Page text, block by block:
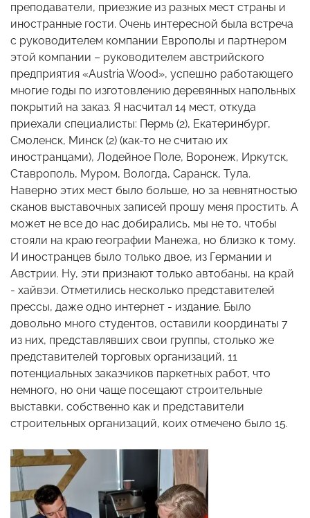
преподаватели, приезжие из разных мест страны и
иностранные гости. Очень интересной была встреча
с руководителем компании Европолы и партнером
этой компании – руководителем австрийского
предприятия «Austria Wood», успешно работающего
многие годы по изготовлению деревянных напольных
покрытий на заказ. Я насчитал 14 мест, откуда
приехали специалисты: Пермь (2), Екатеринбург,
Смоленск, Минск (2) (как-то не считаю их
иностранцами), Лодейное Поле, Воронеж, Иркутск,
Ставрополь, Муром, Вологда, Саранск, Тула.
Наверно этих мест было больше, но за невнятностью
сканов выставочных записей прошу меня простить. А
может не все до нас добирались, мы не то, чтобы
стояли на краю географии Манежа, но близко к тому.
И иностранцев было только двое, из Германии и
Австрии. Ну, эти признают только автобаны, на край
- хайвэи. Отметились несколько представителей
прессы, даже одно интернет - издание. Было
довольно много студентов, оставили координаты 7
из них, представлявших свои группы, столько же
представителей торговых организаций, 11
потенциальных заказчиков паркетных работ, что
немного, но они чаще посещают строительные
выставки, собственно как и представители
строительных организаций, коих отмечено было 15.